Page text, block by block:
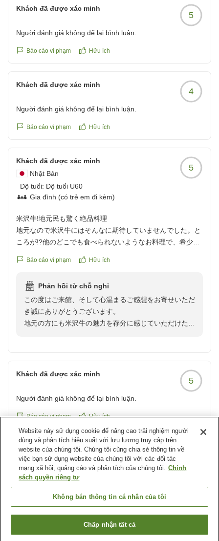
貸し切り露天風呂は2ヶ所あり無料で入れるので、ゆっくり
宿泊者数が少ないので、時間が被ることもありませんでし
https://review.travel.rakuten.co.jp/hotel/voice/144958?
ゆっくりお楽しみいただけたご様子を拝見し、わたし共
も大変嬉しくなりました。お食事中にお写真を撮り忘れ
てしまうほど…とのお言葉は、調理スタッフにとりまし
静かな時間を感じていただけましたことを嬉しく思って
「また訪れたい宿」とのお言葉を励みに、これからも心
ぜひまた季節を変えてお越しくださいませ。
再びお目にかかれます日を、心よりお待ち申し上げてお
感謝をこめて
Khách đã được xác minh
5
Người đánh giá không để lại bình luận.
Báo cáo vi phạm Hữu ích
Khách đã được xác minh
4
Người đánh giá không để lại bình luận.
Báo cáo vi phạm Hữu ích
Khách đã được xác minh
Nhật Bản
Độ tuổi: Độ tuổi U60
Gia đình (có trẻ em đi kèm)
5
米沢牛!地元民も驚く絶品料理
地元なので米沢牛にはそんなに期待していませんでした。と
ころが!?他のどこでも食べられないようなお料理で、希少な
り、驚きました!!これは地元民も行くべきです!さすが黄木さ
のお寿司ですね!もう一度食べたいです。スタッフのみなさ
ん、若い女将さん、親切でフレンドリーで居心地良かったで
す。おせわになりました。
クチコミの詳細はこちらから
Báo cáo vi phạm Hữu ích
Phản hồi từ chỗ nghỉ
この度はご来館、そして心温まるご感想をお寄せいただ
き誠にありがとうございます。
地元の方にも米沢牛の魅力を存分に感じていただけたこ
す。
また、スタッフや女将へのお言葉まで頂戴し、心より感
沢牛のお料理、すみれもお楽しみくださいませ。感謝を
こめて
Khách đã được xác minh
5
Người đánh giá không để lại bình luận.
Báo cáo vi phạm Hữu ích
Khách đã được xác minh
Người đánh giá không để lại bình luận.
Báo cáo vi phạm Hữu ích
Xem thêm các kết quả khác
Website này sử dụng cookie để nâng cao trải nghiệm người
dùng và phân tích hiệu suất với lưu lượng truy cập trên
website của chúng tôi. Chúng tôi cũng chia sẻ thông tin về
việc bạn sử dụng website của chúng tôi với các đối tác
mạng xã hội, quảng cáo và phân tích của chúng tôi. Chính
sách quyền riêng tư
Không bán thông tin cá nhân của tôi
Chấp nhận tất cả